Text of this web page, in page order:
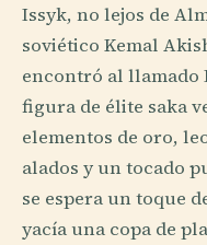
Issyk, no lejos de
soviético Kemal
encontró al llamado
figura de élite saka
elementos de oro,
alados y un tocado
se espera un toque
yacía una copa de